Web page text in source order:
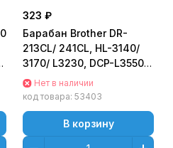
323 ₽
Барабан Brother DR-
213CL/ 241CL, HL-3140/
3170/ L3230, DCP-L3550
[DR-213CL/ DR-241CL]
Нет в наличии
код товара: 53403
В корзину